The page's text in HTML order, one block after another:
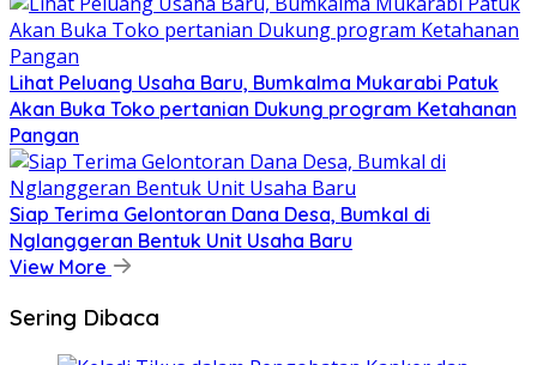
Lihat Peluang Usaha Baru, Bumkalma Mukarabi Patuk
Akan Buka Toko pertanian Dukung program Ketahanan
Pangan
Siap Terima Gelontoran Dana Desa, Bumkal di
Nglanggeran Bentuk Unit Usaha Baru
View More
Sering Dibaca